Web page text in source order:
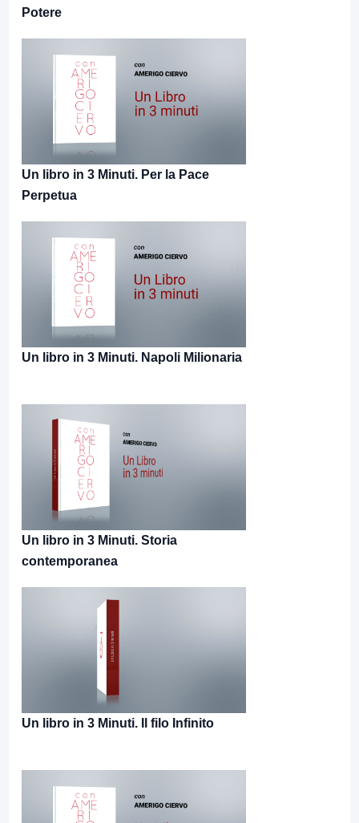
Potere
Un libro in 3 Minuti. Per la Pace
Perpetua
Un libro in 3 Minuti. Napoli Milionaria
Un libro in 3 Minuti. Storia
contemporanea
Un libro in 3 Minuti. Il filo Infinito